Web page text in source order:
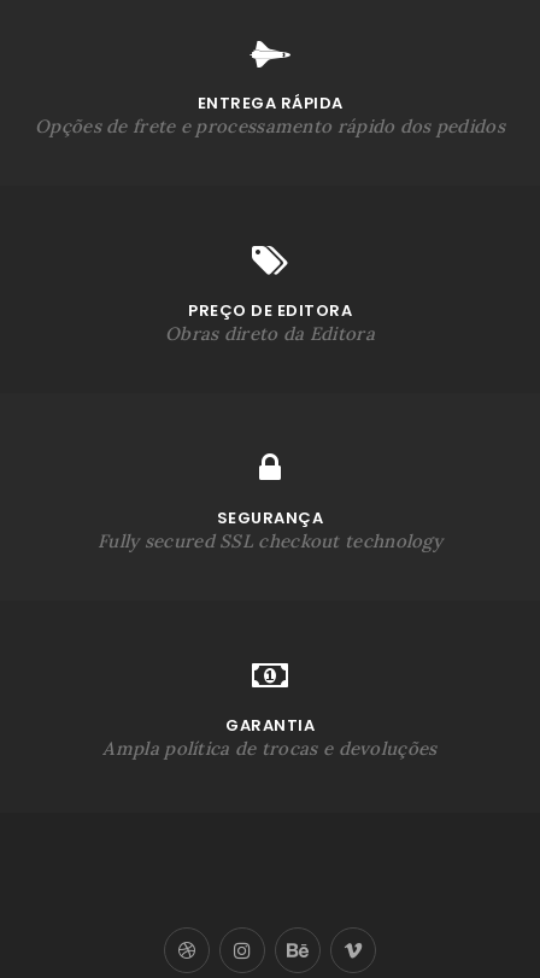
ENTREGA RÁPIDA
Opções de frete e processamento rápido dos pedidos
PREÇO DE EDITORA
Obras direto da Editora
SEGURANÇA
Fully secured SSL checkout technology
GARANTIA
Ampla política de trocas e devoluções